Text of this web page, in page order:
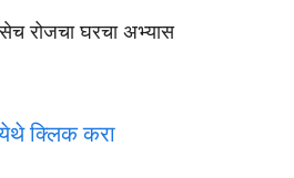
रोजचा घरचा अभ्यास
क्लिक करा